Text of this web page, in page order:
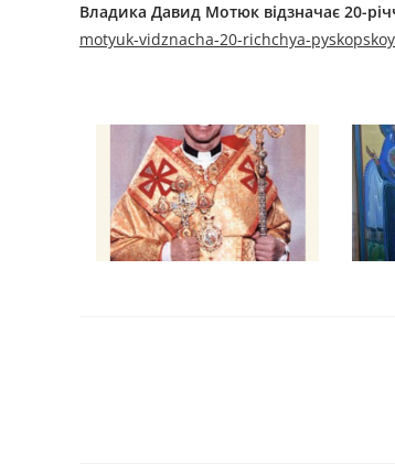
Владика Давид Мотюк відзначає 20-
motyuk-vidznacha-20-richchya-